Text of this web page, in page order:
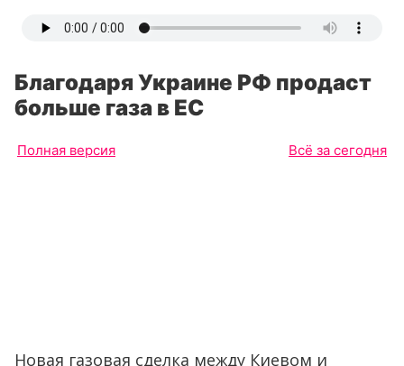
Благодаря Украине РФ продаст
больше газа в ЕС
Полная версия Всё за сегодня
Новая газовая сделка между Киевом и